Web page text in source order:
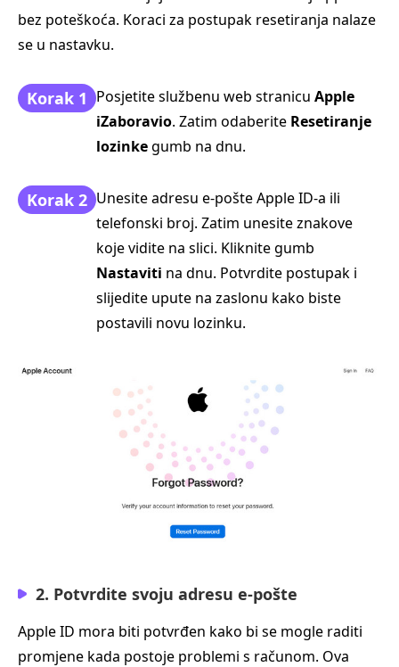
bez poteškoća. Koraci za postupak resetiranja nalaze
se u nastavku.
Korak 1 Posjetite službenu web stranicu Apple
iZaboravio. Zatim odaberite Resetiranje
lozinkegumb na dnu.
Korak 2 Unesite adresu e‑pošte Apple ID‑a ili
telefonski broj. Zatim unesite znakove
koje vidite na slici. Kliknite gumb
Nastaviti na dnu. Potvrdite postupak i
slijedite upute na zaslonu kako biste
postavili novu lozinku.
2. Potvrdite svoju adresu e‑pošte
Apple ID mora biti potvrđen kako bi se mogle raditi
promjene kada postoje problemi s računom. Ova